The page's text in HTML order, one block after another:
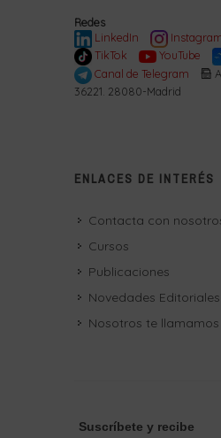
Redes
LinkedIn
TikTok
YouTube
Canal de Telegram
36221. 28080-Madrid
ENLACES DE INTERÉS
Contacta con
Cursos
Publicaciones
Novedades Editoriales
Nosotros te llamamos
Suscríbete y recibe